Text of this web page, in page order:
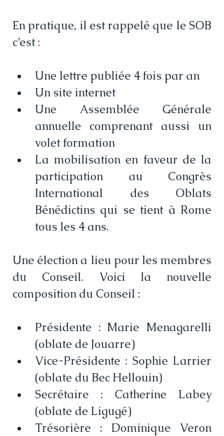
En pratique, il est rappelé que le SOB
c’est :
Une lettre publiée 4 fois par an
Un site internet
Une Assemblée Générale
annuelle comprenant aussi un
volet formation
La mobilisation en faveur de la
participation au Congrès
International des Oblats
Bénédictins qui se tient à Rome
tous les 4 ans.
Une élection a lieu pour les membres
du Conseil. Voici la nouvelle
composition du Conseil :
Présidente : Marie Menagarelli
(oblate de Jouarre)
Vice-Présidente : Sophie Larrier
(oblate du Bec Hellouin)
Secrétaire : Catherine Labey
(oblate de Ligugé)
Trésorière : Dominique Veron